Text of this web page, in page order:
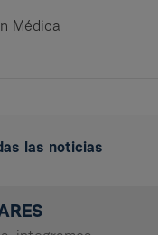
Médica
las noticias